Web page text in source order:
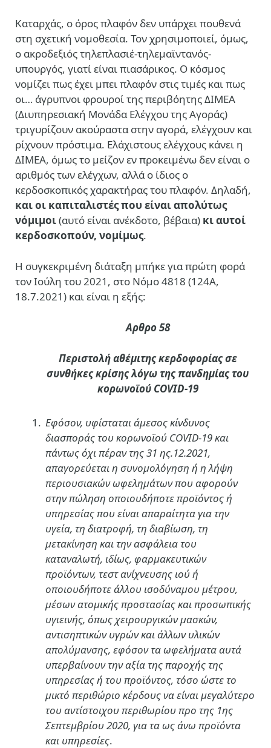
Καταρχάς, ο όρος πλαφόν δεν υπάρχει πουθενά
στη σχετική νομοθεσία. Τον χρησιμοποιεί, όμως,
ο ακροδεξιός τηλεπλασιέ-τηλεμαϊντανός-
υπουργός, γιατί είναι πιασάρικος. Ο κόσμος
νομίζει πως έχει μπει πλαφόν στις τιμές και πως
οι… άγρυπνοι φρουροί της περιβόητης ΔΙΜΕΑ
(Διυπηρεσιακή Μονάδα Ελέγχου της Αγοράς)
τριγυρίζουν ακούραστα στην αγορά, ελέγχουν και
ρίχνουν πρόστιμα. Ελάχιστους ελέγχους κάνει η
ΔΙΜΕΑ, όμως το μείζον εν προκειμένω δεν είναι ο
αριθμός των ελέγχων, αλλά ο ίδιος ο
κερδοσκοπικός χαρακτήρας του πλαφόν. Δηλαδή,
και οι καπιταλιστές που είναι απολύτως
νόμιμοι(αυτό είναι ανέκδοτο, βέβαια) κι αυτοί
κερδοσκοπούν, νομίμως.
Η συγκεκριμένη διάταξη μπήκε για πρώτη φορά
τον Ιούλη του 2021, στο Νόμο 4818 (124Α,
18.7.2021) και είναι η εξής:
Αρθρο 58
Περιστολή αθέμιτης κερδοφορίας σε
συνθήκες κρίσης λόγω της πανδημίας του
κορωνοϊού COVID-19
Εφόσον, υφίσταται άμεσος κίνδυνος
διασποράς του κορωνοϊού COVID-19 και
πάντως όχι πέραν της 31 ης.12.2021,
απαγορεύεται η συνομολόγηση ή η λήψη
περιουσιακών ωφελημάτων που αφορούν
στην πώληση οποιουδήποτε προϊόντος ή
υπηρεσίας που είναι απαραίτητα για την
υγεία, τη διατροφή, τη διαβίωση, τη
μετακίνηση και την ασφάλεια του
καταναλωτή, ιδίως, φαρμακευτικών
προϊόντων, τεστ ανίχνευσης ιού ή
οποιουδήποτε άλλου ισοδύναμου μέτρου,
μέσων ατομικής προστασίας και προσωπικής
υγιεινής, όπως χειρουργικών μασκών,
αντισηπτικών υγρών και άλλων υλικών
απολύμανσης, εφόσον τα ωφελήματα αυτά
υπερβαίνουν την αξία της παροχής της
υπηρεσίας ή του προϊόντος, τόσο ώστε το
μικτό περιθώριο κέρδους να είναι μεγαλύτερο
του αντίστοιχου περιθωρίου προ της 1ης
Σεπτεμβρίου 2020, για τα ως άνω προϊόντα
και υπηρεσίες.